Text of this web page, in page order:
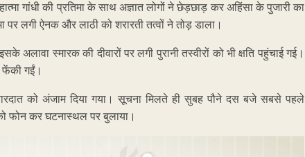
गांधी की प्रतिमा के साथ अज्ञात लोगों ने छेड़छाड़ कर अहिंसा के पुजारी का
पर लगी ऐनक और लाठी को शरारती तत्वों ने तोड़ डाला।
स्मारक की दीवारों पर लगी पुरानी तस्वीरों को भी क्षति पहुंचाई गई।
फेंकी गईं।
को अंजाम दिया गया। सूचना मिलते ही सुबह पौने दस बजे सबसे पहले
फोन कर घटनास्थल पर बुलाया।